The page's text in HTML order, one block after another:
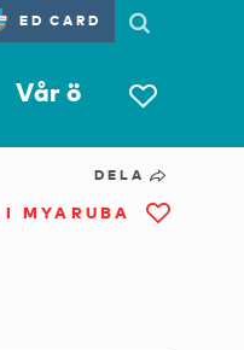
ED CARD
Vår ö
DELA
MYARUBA